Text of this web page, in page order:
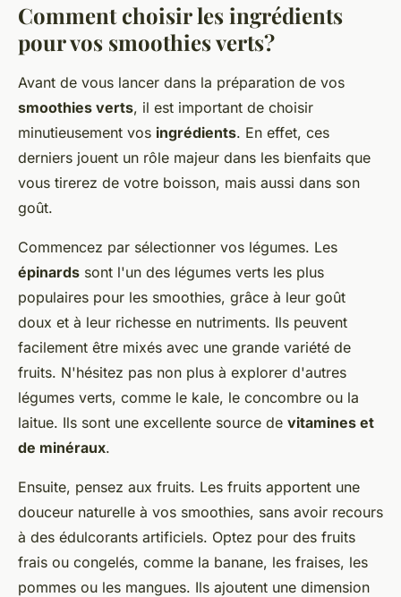
Comment choisir les ingrédients
pour vos smoothies verts?
Avant de vous lancer dans la préparation de vos
smoothies verts, il est important de choisir
minutieusement vos ingrédients. En effet, ces
derniers jouent un rôle majeur dans les bienfaits que
vous tirerez de votre boisson, mais aussi dans son
goût.
Commencez par sélectionner vos légumes. Les
épinards sont l'un des légumes verts les plus
populaires pour les smoothies, grâce à leur goût
doux et à leur richesse en nutriments. Ils peuvent
facilement être mixés avec une grande variété de
fruits. N'hésitez pas non plus à explorer d'autres
légumes verts, comme le kale, le concombre ou la
laitue. Ils sont une excellente source de vitamines et
de minéraux.
Ensuite, pensez aux fruits. Les fruits apportent une
douceur naturelle à vos smoothies, sans avoir recours
à des édulcorants artificiels. Optez pour des fruits
frais ou congelés, comme la banane, les fraises, les
pommes ou les mangues. Ils ajoutent une dimension